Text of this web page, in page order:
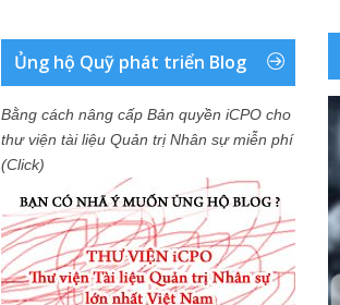
Ủng hộ Quỹ phát triển Blog
Bằng cách nâng cấp Bản quyền iCPO cho
thư viện tài liệu Quản trị Nhân sự miễn phí
(Click)